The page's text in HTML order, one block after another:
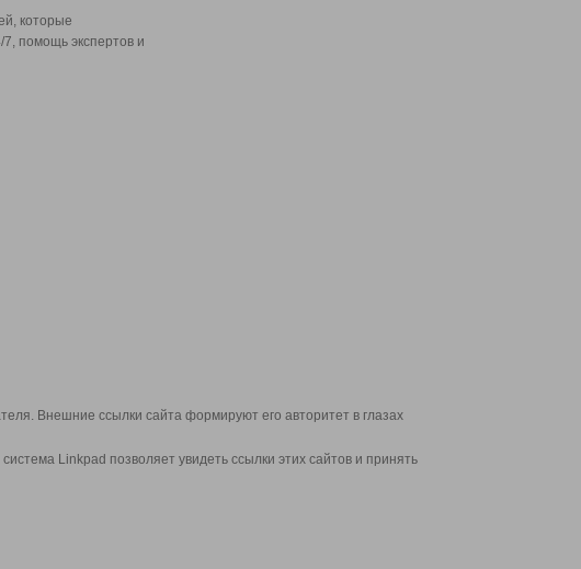
которые
помощь экспертов и
Внешние ссылки сайта формируют его авторитет в глазах
Linkpad позволяет увидеть ссылки этих сайтов и принять